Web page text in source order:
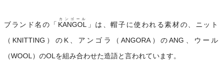
ブランド名の「 KANGOL
カンゴール
」は、帽子に使われる素材の、ニット
（KNITTING）のK、アンゴラ（ANGORA）のANG、ウール
（WOOL）のOLを組み合わせた造語と言われています。